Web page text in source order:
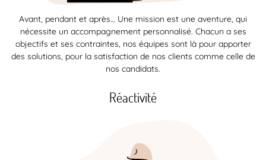
Avant, pendant et après… Une mission est une aventure, qui
nécessite un accompagnement personnalisé. Chacun a ses
objectifs et ses contraintes, nos équipes sont là pour apporter
des solutions, pour la satisfaction de nos clients comme celle de
nos candidats.
Réactivité